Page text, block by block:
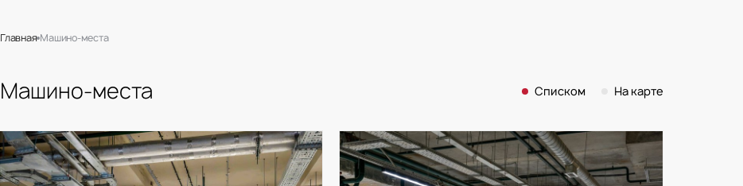
Главная Машино-места
Машино-места в паркингах РГ-Девелопмент
Машино-места Списком На карте